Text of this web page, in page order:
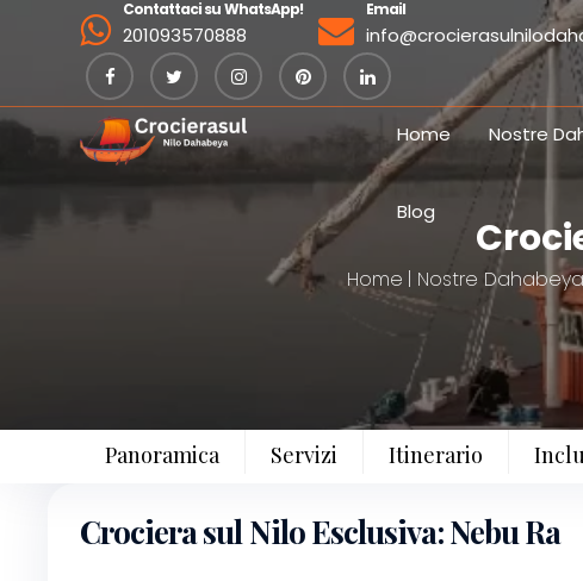
Contattaci su WhatsApp!
201093570888
Email
Home Nostre
Blog
Home Nostre Dahabeya
Panoramica Servizi Itinerario
Crociera sul Nilo Esclusiva: Nebu Ra